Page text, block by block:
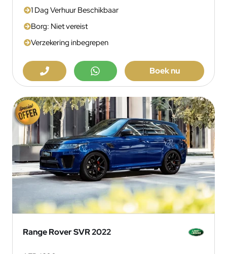
1 Dag Verhuur Beschikbaar
Borg: Niet vereist
Verzekering inbegrepen
Boek nu
Range Rover SVR 2022